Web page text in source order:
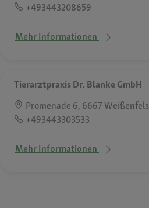
+493443208659
Mehr Informationen
Tierarztpraxis Dr. Blanke GmbH
Promenade 6, 6667 Weißenfels
+493443303533
Mehr Informationen